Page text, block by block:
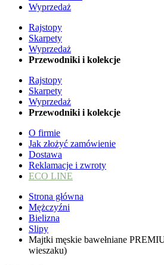
Wyprzedaż
Rajstopy
Skarpety
Wyprzedaż
Przewodniki i kolekcje
Rajstopy
Skarpety
Wyprzedaż
Przewodniki i kolekcje
O firmie
Jak złożyć zamówienie
Dostawa
Reklamacje i zwroty
ECO LINE
Strona główna
Mężczyźni
Bielizna
Slipy
Majtki męskie bawełniane
wieszaku)